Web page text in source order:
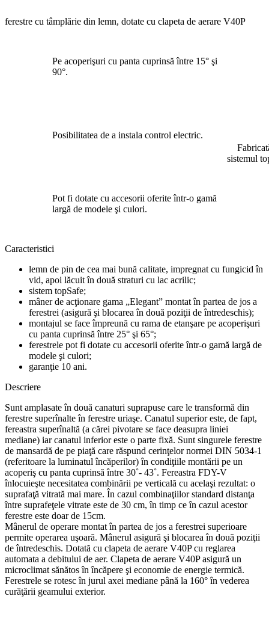
ferestre cu tâmplărie din lemn, dotate cu clapeta de aerare V40P
Pe acoperişuri cu panta cuprinsă între 15° şi
90°.
sistemul
Posibilitatea de a instala control electric.
Pot fi dotate cu accesorii oferite într-o gamă
largă de modele şi culori.
Caracteristici
lemn de pin de cea mai bună calitate, impregnat cu fungicid în
vid, apoi lăcuit în două straturi cu lac acrilic;
sistem topSafe;
mâner de acţionare gama „Elegant” montat în partea de jos a
ferestrei (asigură şi blocarea în două poziţii de întredeschis);
montajul se face împreună cu rama de etanşare pe acoperişuri
cu panta cuprinsă între 25° şi 65°;
ferestrele pot fi dotate cu accesorii oferite într-o gamă largă de
modele şi culori;
garanţie 10 ani.
Descriere
Sunt amplasate în două canaturi suprapuse care le transformă din
ferestre superînalte în ferestre uriaşe. Canatul superior este, de fapt,
fereastra superînaltă (a cărei pivotare se face deasupra liniei
mediane) iar canatul inferior este o parte fixă. Sunt singurele ferestre
de mansardă de pe piaţă care răspund cerinţelor normei DIN 5034-1
(referitoare la luminatul încăperilor) în condiţiile montării pe un
acoperiş cu panta cuprinsă între 30˚- 43˚. Fereastra FDY-V
înlocuieşte necesitatea combinării pe verticală cu acelaşi rezultat: o
suprafaţă vitrată mai mare. În cazul combinaţiilor standard distanţa
între suprafeţele vitrate este de 30 cm, în timp ce în cazul acestor
ferestre este doar de 15cm.
Mânerul de operare montat în partea de jos a ferestrei superioare
permite operarea uşoară. Mânerul asigură şi blocarea în două poziţii
de întredeschis. Dotată cu clapeta de aerare V40P cu reglarea
automata a debitului de aer. Clapeta de aerare V40P asigură un
microclimat sănătos în încăpere şi economie de energie termică.
Ferestrele se rotesc în jurul axei mediane până la 160° în vederea
curăţării geamului exterior.